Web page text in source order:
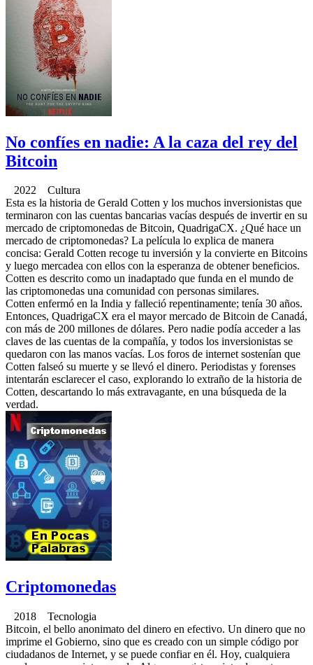
No confíes en nadie: A la caza del rey del
Bitcoin
2022 Cultura
Esta es la historia de Gerald Cotten y los muchos inversionistas que
terminaron con las cuentas bancarias vacías después de invertir en su
mercado de criptomonedas de Bitcoin, QuadrigaCX. ¿Qué hace un
mercado de criptomonedas? La película lo explica de manera
concisa: Gerald Cotten recoge tu inversión y la convierte en Bitcoins
y luego mercadea con ellos con la esperanza de obtener beneficios.
Cotten es descrito como un inadaptado que funda en el mundo de
las criptomonedas una comunidad con personas similares.
Cotten enfermó en la India y falleció repentinamente; tenía 30 años.
Entonces, QuadrigaCX era el mayor mercado de Bitcoin de Canadá,
con más de 200 millones de dólares. Pero nadie podía acceder a las
claves de las cuentas de la compañía, y todos los inversionistas se
quedaron con las manos vacías. Los foros de internet sostenían que
Cotten falseó su muerte y se llevó el dinero. Periodistas y forenses
intentarán esclarecer el caso, explorando lo extraño de la historia de
Cotten, descartando lo más extravagante, en una búsqueda de la
verdad.
Criptomonedas
2018 Tecnologia
Bitcoin, el bello anonimato del dinero en efectivo. Un dinero que no
imprime el Gobierno, sino que es creado con un simple código por
ciudadanos de Internet, y se puede confiar en él. Hoy, cualquiera